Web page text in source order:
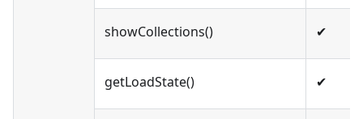
showCollections() ✔︎
getLoadState() ✔︎